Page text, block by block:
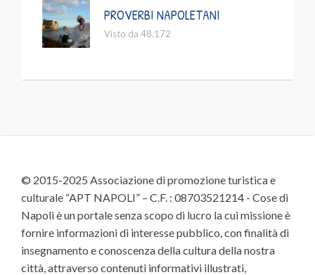
PROVERBI NAPOLETANI
Visto da 48.172
© 2015-2025 Associazione di promozione turistica e
culturale “APT NAPOLI” – C.F. : 08703521214 - Cose di
Napoli è un portale senza scopo di lucro la cui missione è
fornire informazioni di interesse pubblico, con finalità di
insegnamento e conoscenza della cultura della nostra
città, attraverso contenuti informativi illustrati,